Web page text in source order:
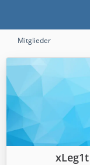
Mitglieder
xLeg1t